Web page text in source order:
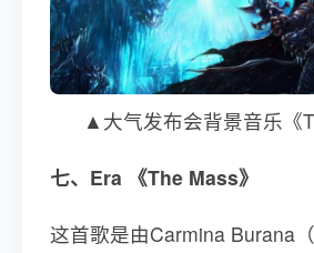
▲大气发布会背景音乐《
七、Era 《The Mass》
这首歌是由Carmina Burana